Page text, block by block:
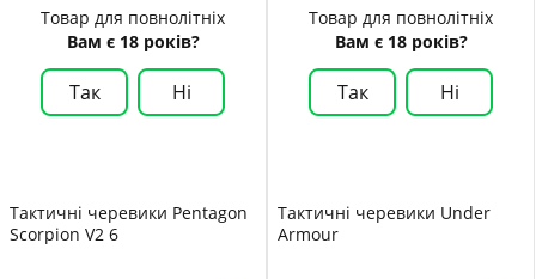
Товар для повнолітніх
Вам є 18 років?
Так Ні
Тактичні черевики Pentagon
Scorpion V2 6
Товар для повнолітніх
Вам є 18 років?
Так Ні
Тактичні черевики Under
Armour